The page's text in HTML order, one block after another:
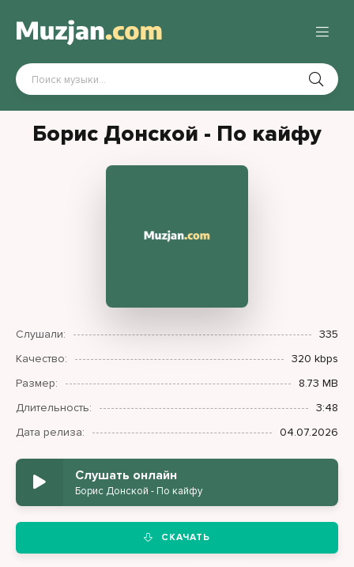
Борис Донской - По кайфу
Слушали:
335
Качество:
320 kbps
Размер:
8.73 MB
Длительность:
3:48
Дата релиза:
04.07.2026
Слушать онлайн
Борис Донской - По кайфу
СКАЧАТЬ